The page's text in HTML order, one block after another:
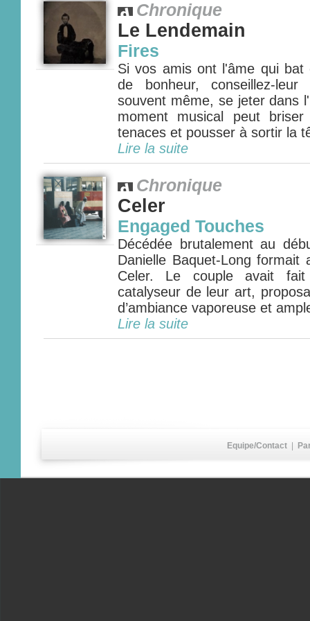
Chronique
Le Lendemain
Fires
Si vos amis ont l'âme qui bat
de bonheur, conseillez-
souvent même, se jeter dans
moment musical peut
tenaces et pousser à sortir la
Lire la suite
Chronique
Celer
Engaged Touches
Décédée brutalement au
Danielle Baquet-Long
Celer. Le couple avait
catalyseur de leur art,
d’ambiance vaporeuse et
Lire la suite
Equipe/Contact